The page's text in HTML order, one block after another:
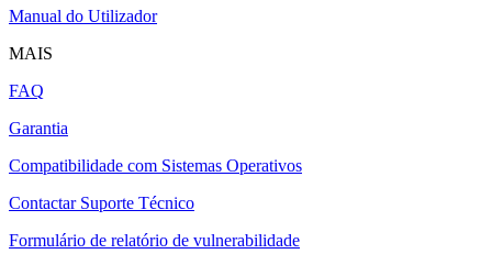
Manual do Utilizador
MAIS
FAQ
Garantia
Compatibilidade com Sistemas Operativos
Contactar Suporte Técnico
Formulário de relatório de vulnerabilidade